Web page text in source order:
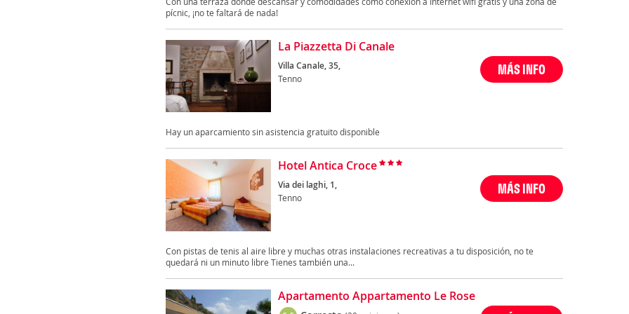
pícnic, ¡no te faltará de nada!
La Piazzetta Di Canale
Villa Canale, 35,
Tenno
MÁS INFO
Hay un aparcamiento sin asistencia gratuito disponible
Hotel Antica Croce
Via dei laghi, 1,
Tenno
MÁS INFO
Con pistas de tenis al aire libre y muchas otras instalaciones recreativas a tu disposición, no te
quedará ni un minuto libre Tienes también una...
Apartamento Appartamento Le Rose